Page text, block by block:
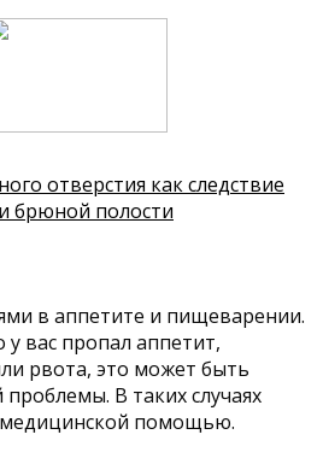
отверстия как следствие
брюной полости
в аппетите и пищеварении.
у вас пропал аппетит,
рвота, это может быть
В таких случаях
медицинской помощью.